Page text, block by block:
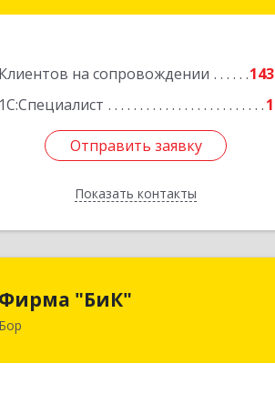
Клиентов на сопровождении
143
1С:Специалист
1
Отправить заявку
Показать контакты
Подробнее
Отправить заявку
Назад
Фирма "БиК"
Бор